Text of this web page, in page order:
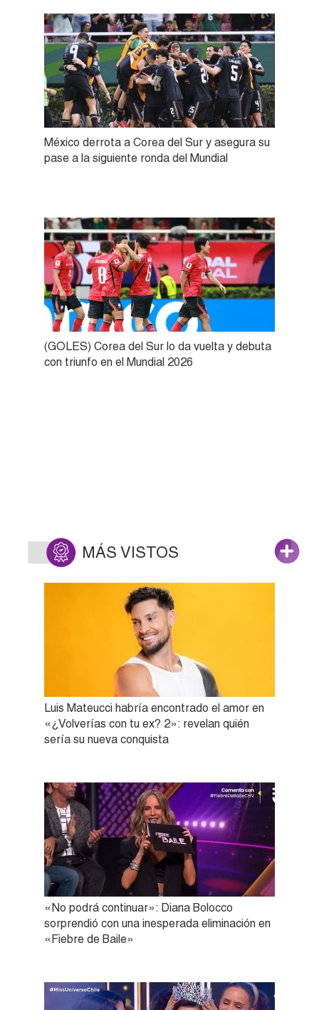
México derrota a Corea del Sur y asegura su
pase a la siguiente ronda del Mundial
(GOLES) Corea del Sur lo da vuelta y debuta
con triunfo en el Mundial 2026
MÁS VISTOS
Luis Mateucci habría encontrado el amor en
«¿Volverías con tu ex? 2»: revelan quién
sería su nueva conquista
«No podrá continuar»: Diana Bolocco
sorprendió con una inesperada eliminación en
«Fiebre de Baile»